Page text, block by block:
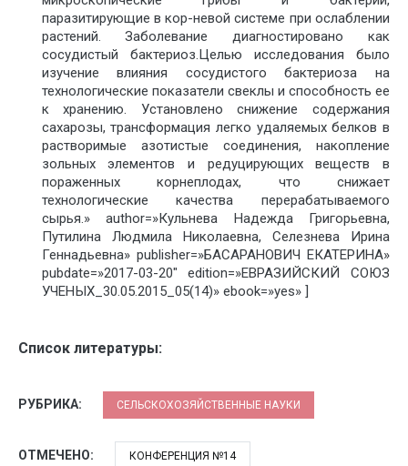
паразитирующие в кор-невой системе при ослаблении
растений. Заболевание диагностировано как
сосудистый бактериоз.Целью исследования было
изучение влияния сосудистого бактериоза на
технологические показатели свеклы и способность ее
к хранению. Установлено снижение содержания
сахарозы, трансформация легко удаляемых белков в
растворимые азотистые соединения, накопление
зольных элементов и редуцирующих веществ в
пораженных корнеплодах, что снижает
технологические качества перерабатываемого
сырья.» author=»Кульнева Надежда Григорьевна,
Путилина Людмила Николаевна, Селезнева Ирина
Геннадьевна» publisher=»БАСАРАНОВИЧ ЕКАТЕРИНА»
pubdate=»2017-03-20″ edition=»ЕВРАЗИЙСКИЙ СОЮЗ
УЧЕНЫХ_30.05.2015_05(14)» ebook=»yes» ]
Список литературы:
РУБРИКА: СЕЛЬСКОХОЗЯЙСТВЕННЫЕ НАУКИ
ОТМЕЧЕНО: КОНФЕРЕНЦИЯ №14